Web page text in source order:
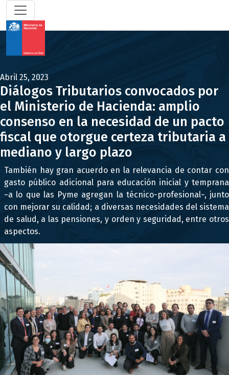
Abril 25, 2023
Diálogos Tributarios convocados por
el Ministerio de Hacienda: amplio
consenso en la necesidad de un pacto
fiscal que otorgue certeza tributaria a
mediano y largo plazo
También hay gran acuerdo en la relevancia de contar con
gasto público adicional para educación inicial y temprana
−a lo que las Pyme agregan la técnico-profesional−, junto
con mejorar su calidad; a diversas necesidades del sistema
de salud, a las pensiones, y orden y seguridad, entre otros
aspectos.